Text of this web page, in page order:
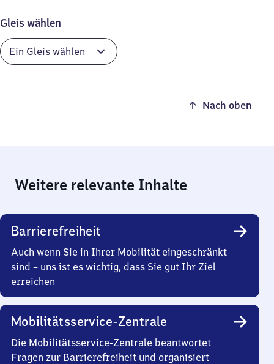
Gleis wählen
Nach oben
Weitere relevante Inhalte
Barrierefreiheit
Auch wenn Sie in Ihrer Mobilität eingeschränkt
sind – uns ist es wichtig, dass Sie gut Ihr Ziel
erreichen
Mobilitätsservice-Zentrale
Die Mobilitätsservice-Zentrale beantwortet
Fragen zur Barrierefreiheit und organisiert